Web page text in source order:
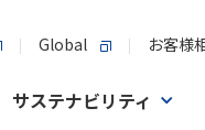
Global お客様
サステナビリティ